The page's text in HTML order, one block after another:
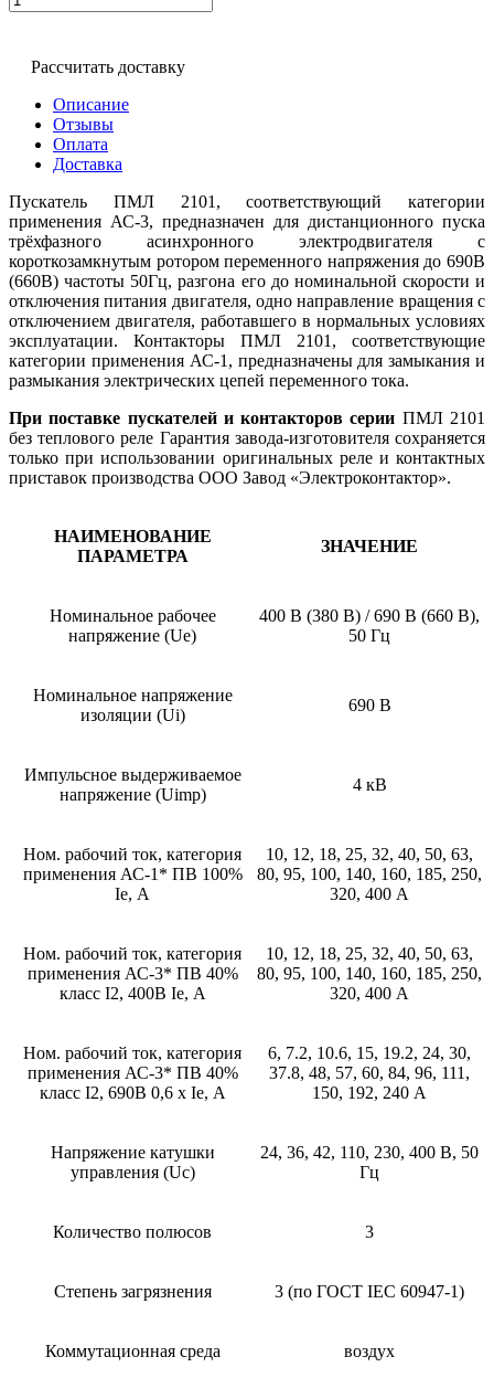
Рассчитать доставку
Описание
Отзывы
Оплата
Доставка
Пускатель ПМЛ 2101, соответствующий категории
применения АС-3, предназначен для дистанционного пуска
трёхфазного асинхронного электродвигателя с
короткозамкнутым ротором переменного напряжения до 690В
(660В) частоты 50Гц, разгона его до номинальной скорости и
отключения питания двигателя, одно направление вращения с
отключением двигателя, работавшего в нормальных условиях
эксплуатации. Контакторы ПМЛ 2101, соответствующие
категории применения АС-1, предназначены для замыкания и
размыкания электрических цепей переменного тока.
При поставке пускателей и контакторов серии ПМЛ 2101
без теплового реле Гарантия завода-изготовителя сохраняется
только при использовании оригинальных реле и контактных
приставок производства ООО Завод «Электроконтактор».
НАИМЕНОВАНИЕ
ПАРАМЕТРА
ЗНАЧЕНИЕ
Номинальное рабочее
напряжение (Ue)
400 В (380 В) / 690 В (660 В),
50 Гц
Номинальное напряжение
изоляции (Ui)
690 В
Импульсное выдерживаемое
напряжение (Uimp)
4 кВ
Ном. рабочий ток, категория
применения АС-1* ПВ 100%
Ie, А
10, 12, 18, 25, 32, 40, 50, 63,
80, 95, 100, 140, 160, 185, 250,
320, 400 А
Ном. рабочий ток, категория
применения АС-3* ПВ 40%
класс I2, 400В Ie, А
10, 12, 18, 25, 32, 40, 50, 63,
80, 95, 100, 140, 160, 185, 250,
320, 400 А
Ном. рабочий ток, категория
применения АС-3* ПВ 40%
класс I2, 690В 0,6 х Ie, А
6, 7.2, 10.6, 15, 19.2, 24, 30,
37.8, 48, 57, 60, 84, 96, 111,
150, 192, 240 А
Напряжение катушки
управления (Uc)
24, 36, 42, 110, 230, 400 В, 50
Гц
Количество полюсов 3
Степень загрязнения 3 (по ГОСТ IEC 60947-1)
Коммутационная среда воздух